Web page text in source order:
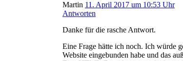
Martin 11. April 2017 um 10:53 Uhr
Antworten
Danke für die rasche Antwort.
Eine Frage hätte ich noch. Ich würde
Website eingebunden habe und das